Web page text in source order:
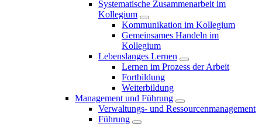
Systematische Zusammenarbeit im
Kollegium
Kommunikation im Kollegium
Gemeinsames Handeln im
Kollegium
Lebenslanges Lernen
Lernen im Prozess der Arbeit
Fortbildung
Weiterbildung
Management und Führung
Verwaltungs- und Ressourcenmanagement
Führung